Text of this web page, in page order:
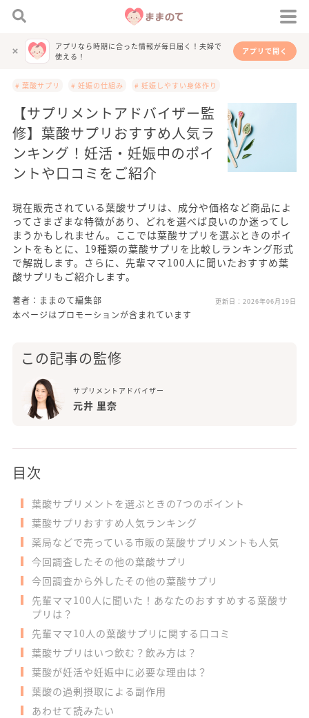
アプリなら時期に合った情報が毎日届く！夫婦で
使える！
アプリで開く
# 葉酸サプリ # 妊娠の仕組み # 妊娠しやすい身体作り
【サプリメントアドバイザー監
修】葉酸サプリおすすめ人気ラ
ンキング！妊活・妊娠中のポイ
ントや口コミをご紹介
現在販売されている葉酸サプリは、成分や価格など商品によ
ってさまざまな特徴があり、どれを選べば良いのか迷ってし
まうかもしれません。ここでは葉酸サプリを選ぶときのポイ
ントをもとに、19種類の葉酸サプリを比較しランキング形式
で解説します。さらに、先輩ママ100人に聞いたおすすめ葉
酸サプリもご紹介します。
著者：ままのて編集部 更新日： 2026年06月19日
本ページはプロモーションが含まれています
この記事の監修
サプリメントアドバイザー
元井 里奈
目次
葉酸サプリメントを選ぶときの7つのポイント
葉酸サプリおすすめ人気ランキング
薬局などで売っている市販の葉酸サプリメントも人気
今回調査したその他の葉酸サプリ
今回調査から外したその他の葉酸サプリ
先輩ママ100人に聞いた！あなたのおすすめする葉酸サ
プリは？
先輩ママ10人の葉酸サプリに関する口コミ
葉酸サプリはいつ飲む？飲み方は？
葉酸が妊活や妊娠中に必要な理由は？
葉酸の過剰摂取による副作用
あわせて読みたい